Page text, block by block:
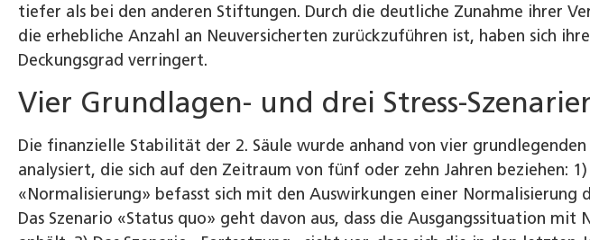
tiefer als bei den anderen Stiftungen. Durch die deutliche Zunahme ihrer
die erhebliche Anzahl an Neuversicherten zurückzuführen ist, haben sich
Deckungsgrad verringert.
Vier Grundlagen- und drei Stress-
Die finanzielle Stabilität der 2. Säule wurde anhand von vier
analysiert, die sich auf den Zeitraum von fünf oder zehn Jahren beziehen: 1)
«Normalisierung» befasst sich mit den Auswirkungen einer Normalisierung
Das Szenario «Status quo» geht davon aus, dass die Ausgangssituation mit